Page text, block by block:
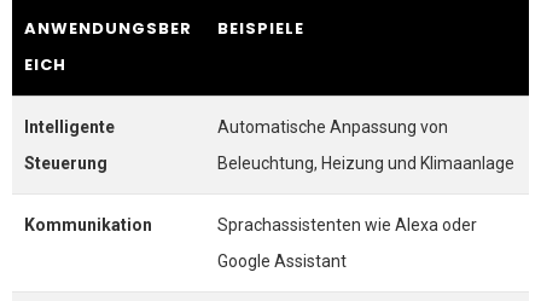
ANWENDUNGSBER
EICH
BEISPIELE
Intelligente
Steuerung
Automatische Anpassung von
Beleuchtung, Heizung und Klimaanlage
Kommunikation
Sprachassistenten wie Alexa oder
Google Assistant